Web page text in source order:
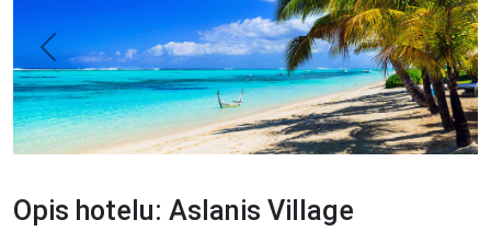
Previous Next
Opis hotelu: Aslanis Village